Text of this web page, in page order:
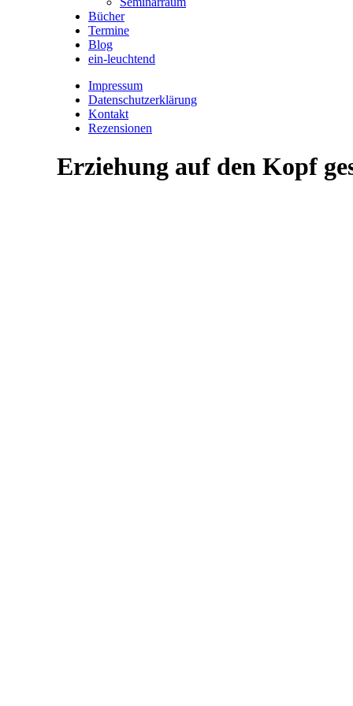
Bücher
Termine
Blog
ein-leuchtend
Impressum
Datenschutzerklärung
Kontakt
Rezensionen
Erziehung auf den Kopf